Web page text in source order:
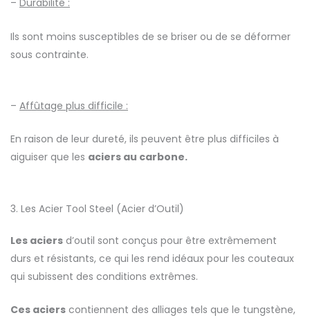
– Durabilité :
Ils sont moins susceptibles de se briser ou de se déformer
sous contrainte.
– Affûtage plus difficile :
En raison de leur dureté, ils peuvent être plus difficiles à
aiguiser que les aciers au carbone.
3. Les Acier Tool Steel (Acier d’Outil)
Les aciers d’outil sont conçus pour être extrêmement
durs et résistants, ce qui les rend idéaux pour les couteaux
qui subissent des conditions extrêmes.
Ces aciers contiennent des alliages tels que le tungstène,